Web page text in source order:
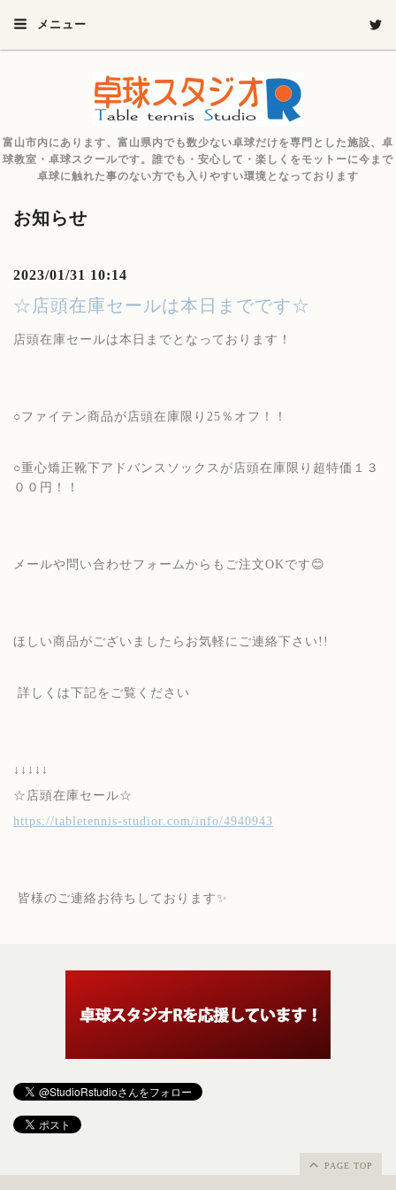
メニュー
富山市内にあります、富山県内でも数少ない卓球だけを専門とした施設、卓
球教室・卓球スクールです。誰でも・安心して・楽しくをモットーに今まで
卓球に触れた事のない方でも入りやすい環境となっております
お知らせ
2023/01/31 10:14
☆店頭在庫セールは本日までです☆
店頭在庫セールは本日までとなっております！
○ファイテン商品が店頭在庫限り25％オフ！！
○重心矯正靴下アドバンスソックスが店頭在庫限り超特価１３
００円！！
メールや問い合わせフォームからもご注文OKです😊
ほしい商品がございましたらお気軽にご連絡下さい!!
詳しくは下記をご覧ください
↓↓↓↓↓
☆店頭在庫セール☆
https://tabletennis-studior.com/info/4940943
皆様のご連絡お待ちしております✨
PAGE TOP